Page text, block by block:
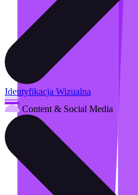
Identyfikacja Wizualna
Content & Social Media